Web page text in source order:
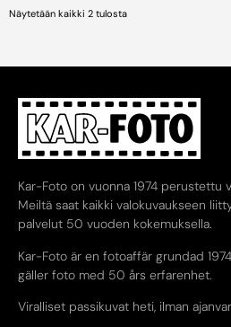
Näytetään kaikki 2 tulosta
Kar-Foto on vuonna 1974 perustettu
Meiltä saat kaikki valokuvaukseen
palvelut 50 vuoden kokemuksella.
Kar-Foto är en fotoaffär grundad
gäller foto med 50 års erfarenhet.
Viralliset passikuvat heti, ilman